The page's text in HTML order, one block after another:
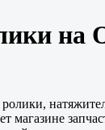
на
магазине